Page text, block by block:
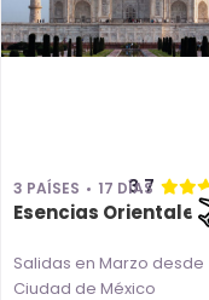
3 PAÍSES 17 DÍAS
3.7
Esencias Orientales
Salidas en Marzo desde
Ciudad de México